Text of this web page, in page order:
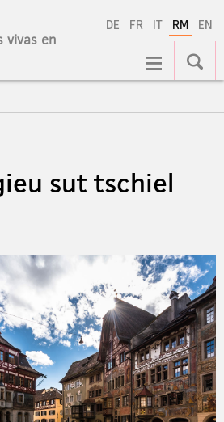
DE FR IT RM EN
vivas en
sut tschiel